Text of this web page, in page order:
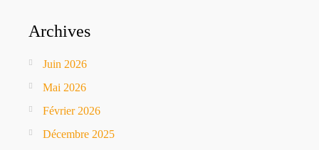
Archives
Juin 2026
Mai 2026
Février 2026
Décembre 2025